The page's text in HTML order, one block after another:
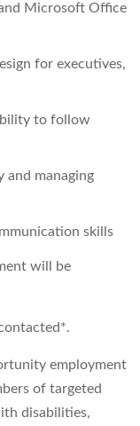
Microsoft Office
for executives,
to follow
managing
skills
will be
employment
of targeted
disabilities,